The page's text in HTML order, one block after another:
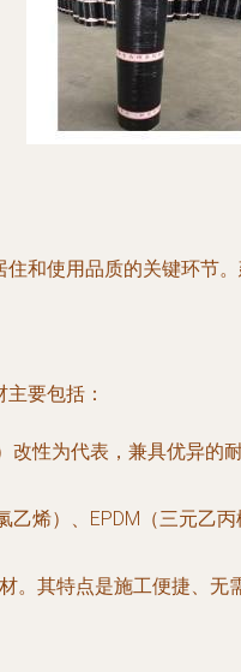
和使用品质的关键环节
要包括：
改性为代表，兼具优异
乙烯）、EPDM（三元
。其特点是施工便捷、